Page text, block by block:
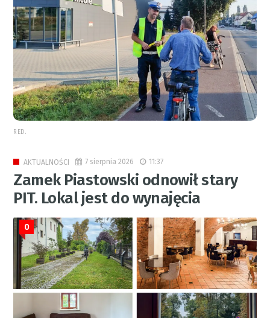
RED.
AKTUALNOŚCI 7 sierpnia 2026 11:37
Zamek Piastowski odnowił stary
PIT. Lokal jest do wynajęcia
0